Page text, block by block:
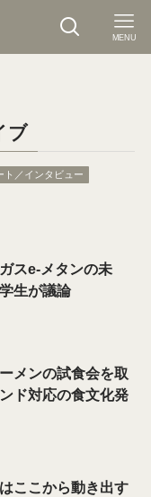
MENU
ブ
ト／インタビュー
スe-メタンの未
生が議論
メンの試食会を取
ド対応の食文化発
ここから動き出す